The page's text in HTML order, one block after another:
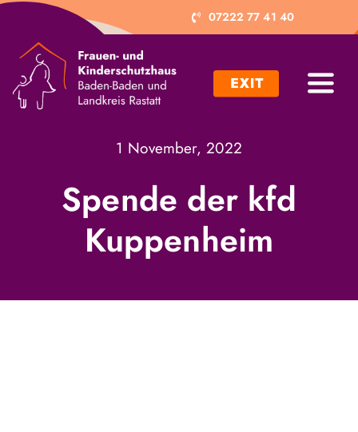
Zum
springen
07222 77 41 40
Ich brauche Hilfe
Ich möchte helfen
1 November, 2022
Spende der kfd
Kuppenheim